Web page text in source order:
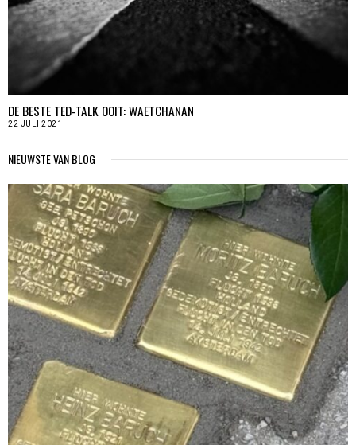
DE BESTE TED-TALK OOIT: WAETCHANAN
22 JULI 2021
NIEUWSTE VAN BLOG